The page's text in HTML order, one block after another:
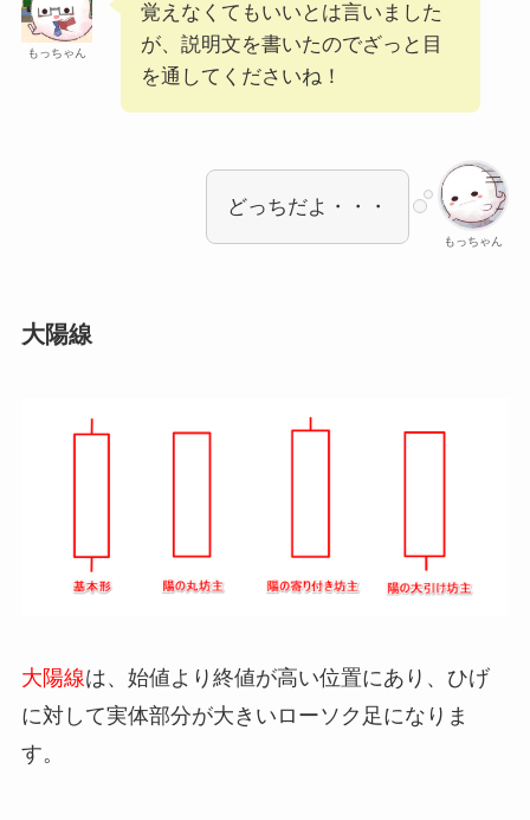
もっちゃん
覚えなくてもいいとは言いました
が、説明文を書いたのでざっと目
を通してくださいね！
もっちゃん
どっちだよ・・・
大陽線
大陽線は、始値より終値が高い位置にあり、ひげ
に対して実体部分が大きいローソク足になりま
す。